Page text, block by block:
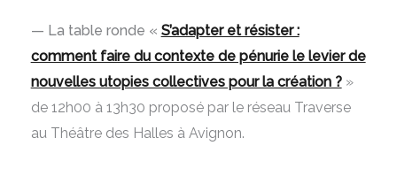
— La table ronde « S’adapter et résister :
comment faire du contexte de pénurie le levier de
nouvelles utopies collectives pour la création ?»
de 12h00 à 13h30 proposé par le réseau Traverse
au Théâtre des Halles à Avignon.